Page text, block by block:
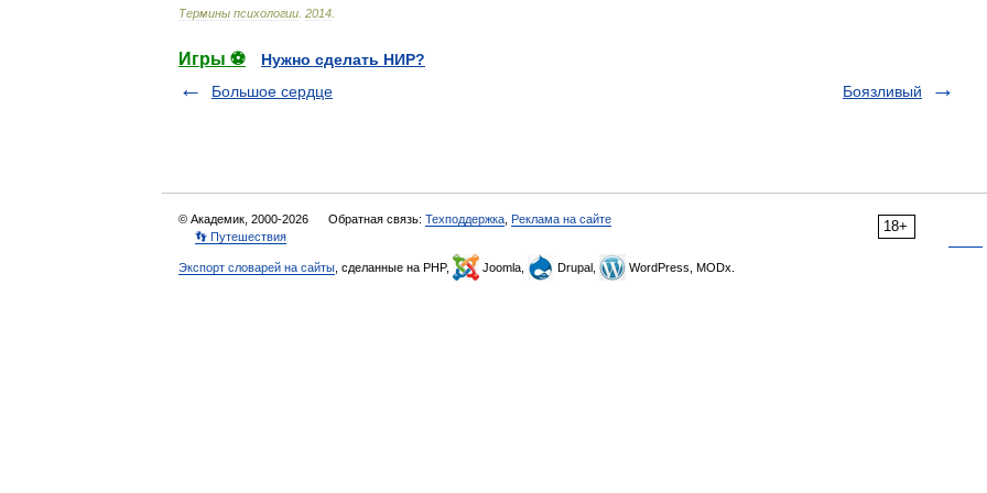
Термины психологии 2014
Игры ⚽
Нужно сделать НИР?
Большое сердце
Боязливый
18+
© Академик, 2000-2026 Обратная связь: Техподдержка Реклама на сайте
👣 Путешествия
Экспорт словарей на сайты , сделанные на PHP, Joomla, Drupal, WordPress, MODx.